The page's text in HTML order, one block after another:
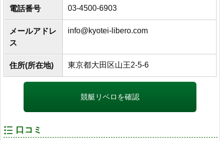
電話番号 03-4500-6903
メールアドレ
ス
info@kyotei-libero.com
住所(所在地) 東京都大田区山王2-5-6
競艇リベロを確認
口コミ